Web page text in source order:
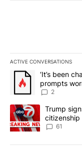
ACTIVE CONVERSATIONS
The following is a
A trending article
‘It’s been
prompts
2
A trending article
Trump
citizenship
61